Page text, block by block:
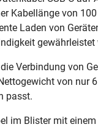
Kabellänge von
Laden von
gewährleistet
Verbindung von
von nur
passt.
im Blister mit